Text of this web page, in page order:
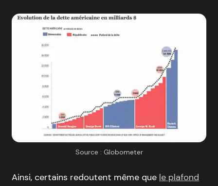
Source : Globometer
Ainsi, certains redoutent même que le plafond